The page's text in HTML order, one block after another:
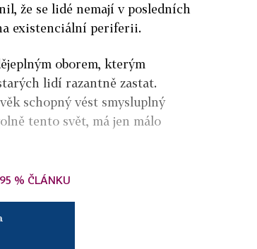
že se lidé nemají v posledních
existenciální periferii.
oborem, kterým
lidí razantně zastat.
schopný vést smysluplný
tento svět, má jen málo
% ČLÁNKU